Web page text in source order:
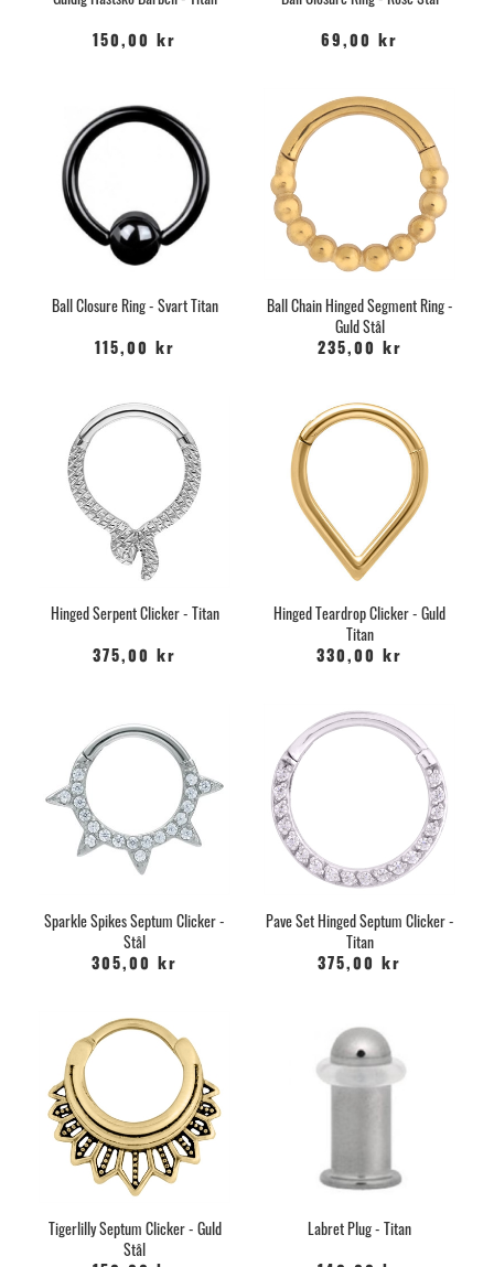
150,00 kr 69,00 kr
Ball Closure Ring - Svart Titan
115,00 kr
Ball Chain Hinged Segment Ring -
Guld Stål
235,00 kr
Hinged Serpent Clicker - Titan
375,00 kr
Hinged Teardrop Clicker - Guld
Titan
330,00 kr
Sparkle Spikes Septum Clicker -
Stål
305,00 kr
Pave Set Hinged Septum Clicker -
Titan
375,00 kr
Tigerlilly Septum Clicker - Guld
Stål
Labret Plug - Titan